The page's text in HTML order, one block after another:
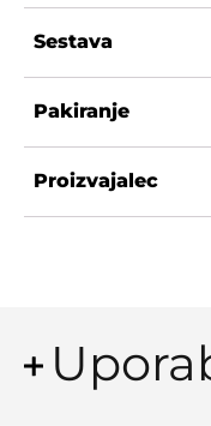
Sestava
Pakiranje
Proizvajalec